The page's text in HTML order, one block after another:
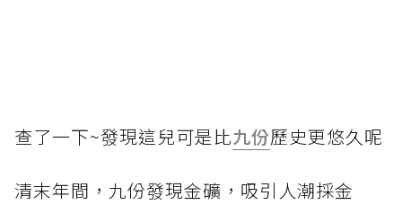
查了一下~發現這兒可是比九份歷史更悠久呢
清末年間，九份發現金礦，吸引人潮採金